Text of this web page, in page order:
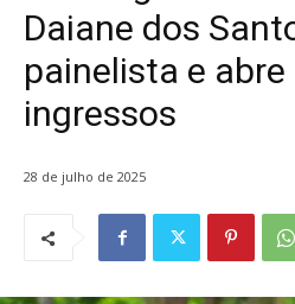
Daiane dos
painelista e abre
ingressos
28 de julho de 2025